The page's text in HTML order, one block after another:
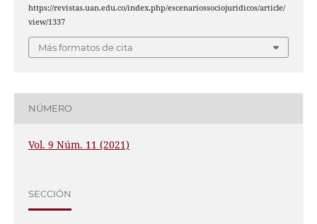
https://revistas.uan.edu.co/index.php/escenariossociojuridicos/article/
view/1337
Más formatos de cita
NÚMERO
Vol. 9 Núm. 11 (2021)
SECCIÓN